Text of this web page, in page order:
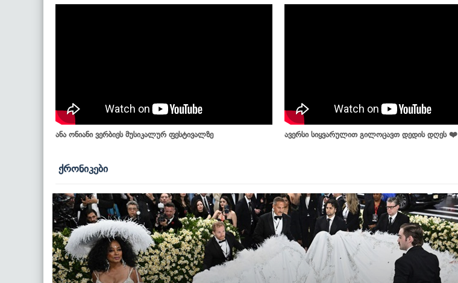
ანა ონიანი ვერბიეს მუსიკალურ ფესტივალზე ავერსი სიყვარულით გილოცავთ დედის დღეს ❤️
ქრონიკები